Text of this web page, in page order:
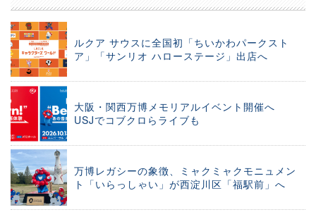
ルクア サウスに全国初「ちいかわパークスト
ア」「サンリオ ハローステージ」出店へ
大阪・関西万博メモリアルイベント開催へ
USJでコブクロらライブも
万博レガシーの象徴、ミャクミャクモニュメン
ト「いらっしゃい」が西淀川区「福駅前」へ